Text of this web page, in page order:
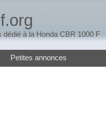
dédié à la Honda CBR 1000 F
Petites annonces